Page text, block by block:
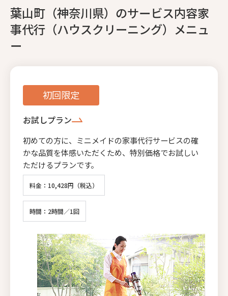
葉山町（神奈川県）のサービス内容家
事代行（ハウスクリーニング）メニュ
ー
初回限定
お試しプラン
初めての方に、ミニメイドの家事代行サービスの確
かな品質を体感いただくため、特別価格でお試しい
ただけるプランです。
料金：10,428円（税込）
時間：2時間／1回